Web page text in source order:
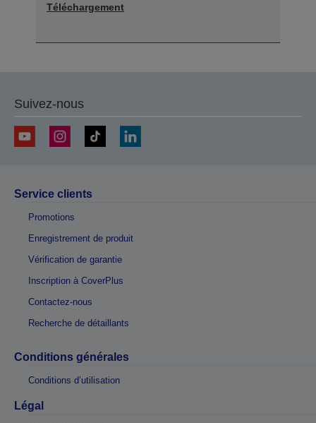
Téléchargement
Suivez-nous
Service clients
Promotions
Enregistrement de produit
Vérification de garantie
Inscription à CoverPlus
Contactez-nous
Recherche de détaillants
Conditions générales
Conditions d’utilisation
Légal